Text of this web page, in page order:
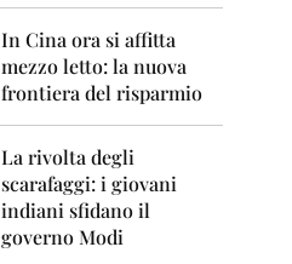
In Cina ora si affitta
mezzo letto: la nuova
frontiera del risparmio
La rivolta degli
scarafaggi: i giovani
indiani sfidano il
governo Modi